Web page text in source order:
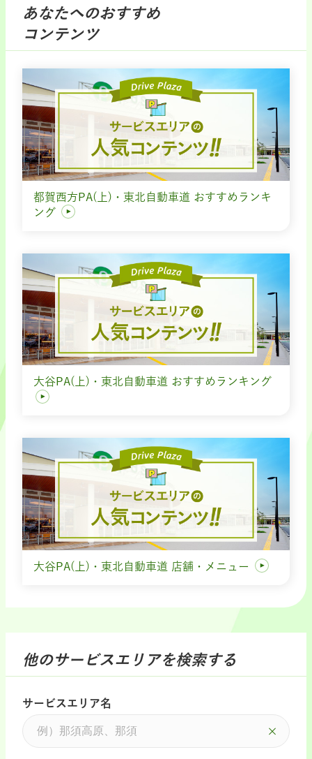
あなたへのおすすめ
コンテンツ
都賀西方PA(上)・東北自動車道 おすすめランキ
ング
大谷PA(上)・東北自動車道 おすすめランキング
大谷PA(上)・東北自動車道 店舗・メニュー
他のサービスエリアを検索する
サービスエリア名